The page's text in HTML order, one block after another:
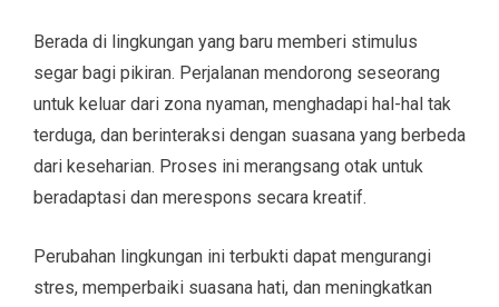
Berada di lingkungan yang baru memberi stimulus
segar bagi pikiran. Perjalanan mendorong seseorang
untuk keluar dari zona nyaman, menghadapi hal-hal tak
terduga, dan berinteraksi dengan suasana yang berbeda
dari keseharian. Proses ini merangsang otak untuk
beradaptasi dan merespons secara kreatif.
Perubahan lingkungan ini terbukti dapat mengurangi
stres, memperbaiki suasana hati, dan meningkatkan